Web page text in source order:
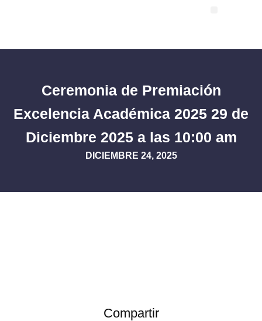
Ceremonia de Premiación
Excelencia Académica 2025 29 de
Diciembre 2025 a las 10:00 am
DICIEMBRE 24, 2025
Compartir